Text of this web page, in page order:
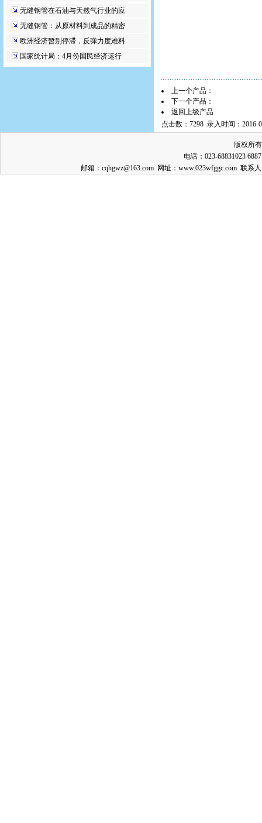
无缝钢管在石油与天然气行业的应
无缝钢管：从原材料到成品的精密
欧洲经济暂别停滞，反弹力度难料
国家统计局：4月份国民经济运行
上一个产品：
下一个产品：
返回上级产品
点击数：7298 录入时间：2016-
版权所
电话：023-68831023
邮箱：cqhgwz@163.com 网址：www.023wfggc.com 联